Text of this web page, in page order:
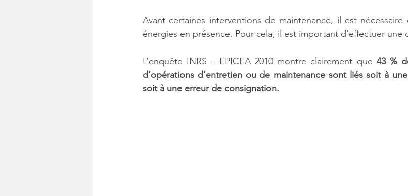
Avant certaines interventions de maintenance, il est
énergies en présence. Pour cela, il est important d’effectuer une
L’enquête INRS – EPICEA 2010 montre clairement que 43 %
d’opérations d’entretien ou de maintenance sont liés soit à
soit à une erreur de consignation.